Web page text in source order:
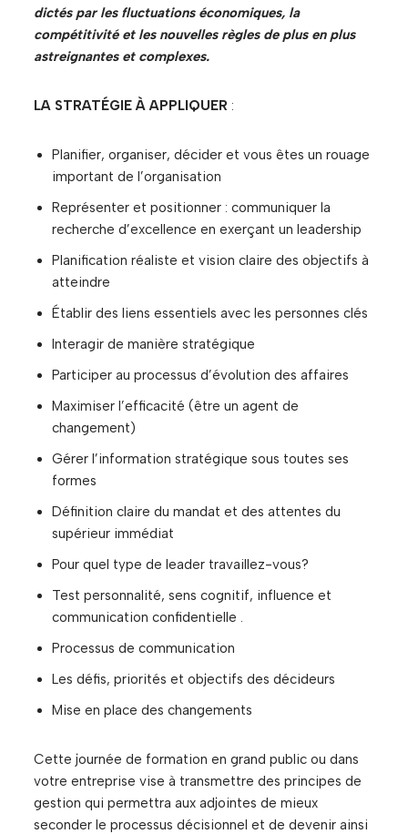
dictés par les fluctuations économiques, la
compétitivité et les nouvelles règles de plus en plus
astreignantes et complexes.
LA STRATÉGIE À APPLIQUER :
Planifier, organiser, décider et vous êtes un rouage
important de l’organisation
Représenter et positionner : communiquer la
recherche d’excellence en exerçant un leadership
Planification réaliste et vision claire des objectifs à
atteindre
Établir des liens essentiels avec les personnes clés
Interagir de manière stratégique
Participer au processus d’évolution des affaires
Maximiser l’efficacité (être un agent de
changement)
Gérer l’information stratégique sous toutes ses
formes
Définition claire du mandat et des attentes du
supérieur immédiat
Pour quel type de leader travaillez-vous?
Test personnalité, sens cognitif, influence et
communication confidentielle .
Processus de communication
Les défis, priorités et objectifs des décideurs
Mise en place des changements
Cette journée de formation en grand public ou dans
votre entreprise vise à transmettre des principes de
gestion qui permettra aux adjointes de mieux
seconder le processus décisionnel et de devenir ainsi